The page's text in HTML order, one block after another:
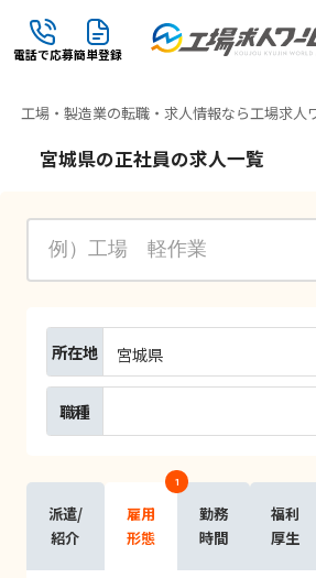
電話で応募簡単登録
工場・製造業の転職・求人情報なら工場求人
宮城県の正社員の求人一覧
所在地 宮城県
職種
派遣/
紹介
雇用
形態
1
勤務
時間
福利
厚生